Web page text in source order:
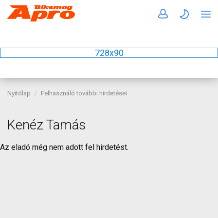
728x90
Nyitólap Felhasználó további hirdetései
Kenéz Tamás
Az eladó még nem adott fel hirdetést.